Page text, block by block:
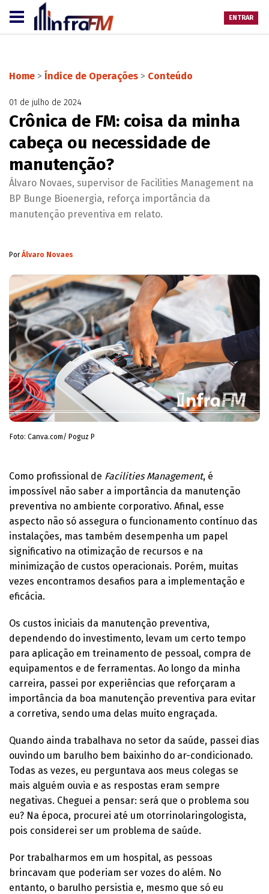
ENTRAR
Home > Índice de Operações > Conteúdo
01 de julho de 2024
Crônica de FM: coisa da minha
cabeça ou necessidade de
manutenção?
Álvaro Novaes, supervisor de Facilities Management na
BP Bunge Bioenergia, reforça importância da
manutenção preventiva em relato.
PorÁlvaro Novaes
Foto: Canva.com/ Poguz P
Como profissional de Facilities Management, é
impossível não saber a importância da manutenção
preventiva no ambiente corporativo. Afinal, esse
aspecto não só assegura o funcionamento contínuo das
instalações, mas também desempenha um papel
significativo na otimização de recursos e na
minimização de custos operacionais. Porém, muitas
vezes encontramos desafios para a implementação e
eficácia.
Os custos iniciais da manutenção preventiva,
dependendo do investimento, levam um certo tempo
para aplicação em treinamento de pessoal, compra de
equipamentos e de ferramentas. Ao longo da minha
carreira, passei por experiências que reforçaram a
importância da boa manutenção preventiva para evitar
a corretiva, sendo uma delas muito engraçada.
Quando ainda trabalhava no setor da saúde, passei dias
ouvindo um barulho bem baixinho do ar-condicionado.
Todas as vezes, eu perguntava aos meus colegas se
mais alguém ouvia e as respostas eram sempre
negativas. Cheguei a pensar: será que o problema sou
eu? Na época, procurei até um otorrinolaringologista,
pois considerei ser um problema de saúde.
Por trabalharmos em um hospital, as pessoas
brincavam que poderiam ser vozes do além. No
entanto, o barulho persistia e, mesmo que só eu